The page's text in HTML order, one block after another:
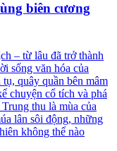
biên cương
– từ lâu đã trở thành
sống văn hóa của
quây quần bên mâm
chuyện cổ tích và phá
thu là mùa của
lân sôi động, những
không thể nào